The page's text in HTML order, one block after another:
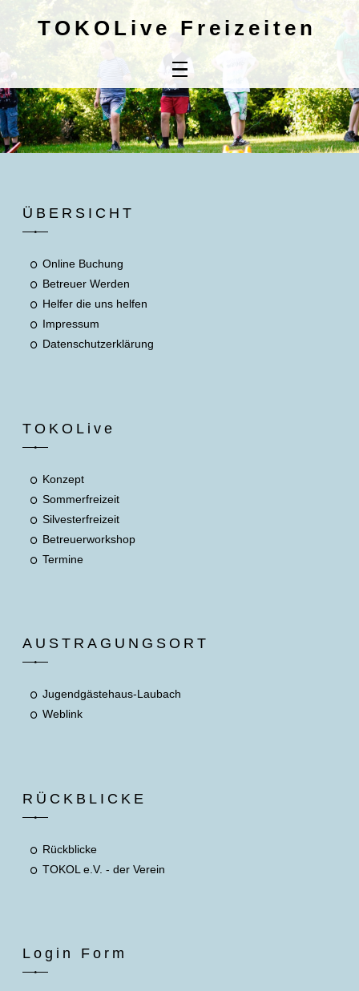
Home
Buchung
Kontaktdaten
TOKOLive Freizeiten
ÜBERSICHT
Online Buchung
Betreuer Werden
Helfer die uns helfen
Impressum
Datenschutzerklärung
TOKOLive
Konzept
Sommerfreizeit
Silvesterfreizeit
Betreuerworkshop
Termine
AUSTRAGUNGSORT
Jugendgästehaus-Laubach
Weblink
RÜCKBLICKE
Rückblicke
TOKOL e.V. - der Verein
Login Form